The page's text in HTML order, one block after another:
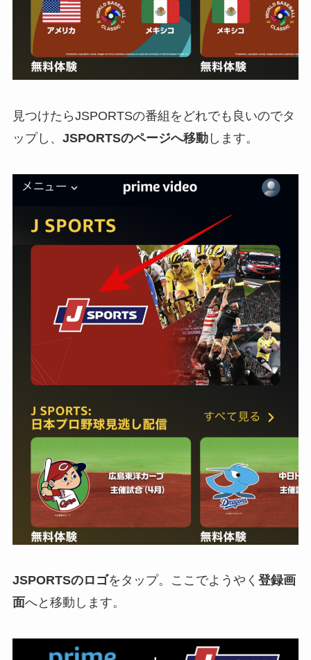
見つけたらJSPORTSの番組をどれでも良いのでタ
ップし、 JSPORTSのページへ移動します。
JSPORTSのロゴをタップ。ここでようやく 登録画
面へと移動します。